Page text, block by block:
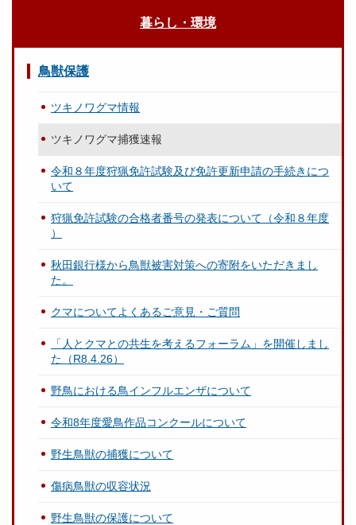
暮らし・環境
鳥獣保護
ツキノワグマ情報
ツキノワグマ捕獲速報
令和８年度狩猟免許試験及び免許更新申請の手続きにつ
いて
狩猟免許試験の合格者番号の発表について（令和８年度
）
秋田銀行様から鳥獣被害対策への寄附をいただきまし
た。
クマについてよくあるご意見・ご質問
「人とクマとの共生を考えるフォーラム」を開催しまし
た（R8.4.26）
野鳥における鳥インフルエンザについて
令和8年度愛鳥作品コンクールについて
野生鳥獣の捕獲について
傷病鳥獣の収容状況
野生鳥獣の保護について